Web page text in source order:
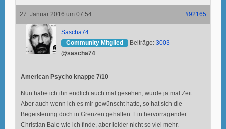
27. Januar 2016 um 07:54 #92165
Sascha74
Community Mitglied
Beiträge: 3003
@sascha74
American Psycho knappe 7/10
Nun habe ich ihn endlich auch mal gesehen, wurde ja mal Zeit.
Aber auch wenn ich es mir gewünscht hatte, so hat sich die
Begeisterung doch in Grenzen gehalten. Ein hervorragender
Christian Bale wie ich finde, aber leider nicht so viel mehr.